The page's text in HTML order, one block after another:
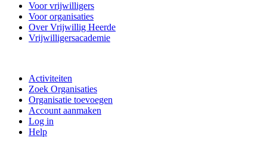
Voor vrijwilligers
Voor organisaties
Over Vrijwillig Heerde
Vrijwilligersacademie
Activiteiten
Zoek Organisaties
Organisatie toevoegen
Account aanmaken
Log in
Help